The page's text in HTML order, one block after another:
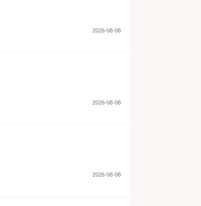
2026-08-08
2026-08-08
2026-08-08